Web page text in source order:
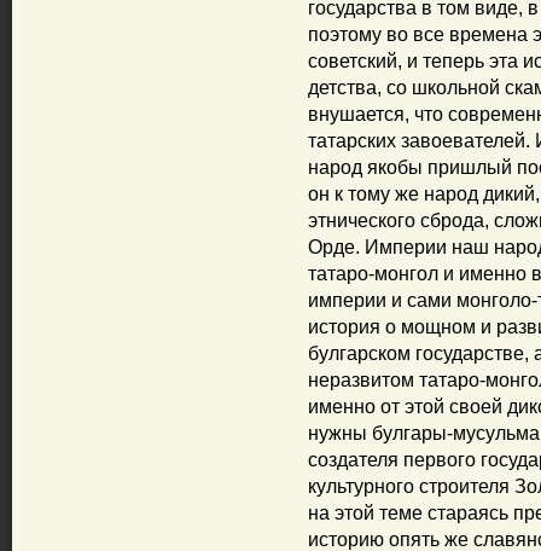
государства в том виде,
поэтому во все времена
советский, и теперь эта
детства, со школьной
внушается, что
татарских
народ якобы пришлый
он к тому же народ
этнического сброда,
Орде. Империи наш
татаро-монгол и именно
империи и сами
история о мощном и
булгарском государстве,
неразвитом татаро-
именно от этой своей
нужны булгары-
создателя первого
культурного строителя
на этой теме стараясь
историю опять же